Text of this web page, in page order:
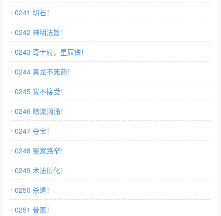
0241 切石！
0242 神明法旨！
0243 奇士府，星辰铁！
0244 真龙不死药！
0245 我不接受！
0246 暗流汹涌！
0247 夺宝！
0248 冤家路窄！
0249 术法衍化！
0250 杀退！
0251 骨离！